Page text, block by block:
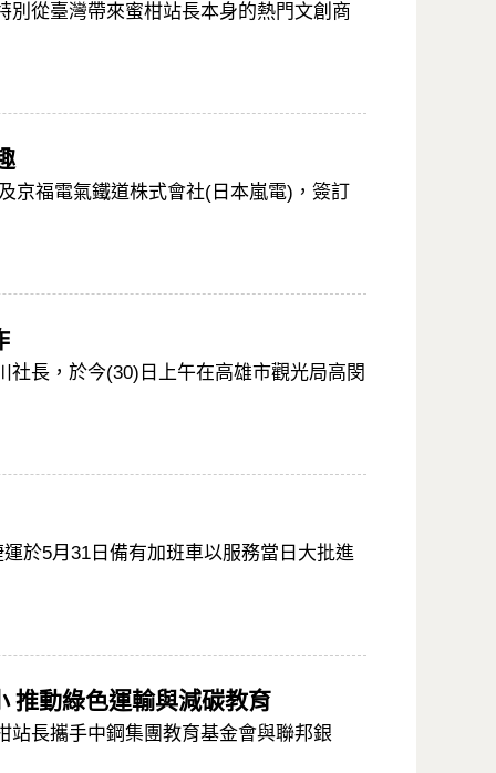
從臺灣帶來蜜柑站長本身的熱門文創商
京福電氣鐵道株式會社(日本嵐電)，簽訂
長，於今(30)日上午在高雄市觀光局高閔
於5月31日備有加班車以服務當日大批進
推動綠色運輸與減碳教育
站長攜手中鋼集團教育基金會與聯邦銀